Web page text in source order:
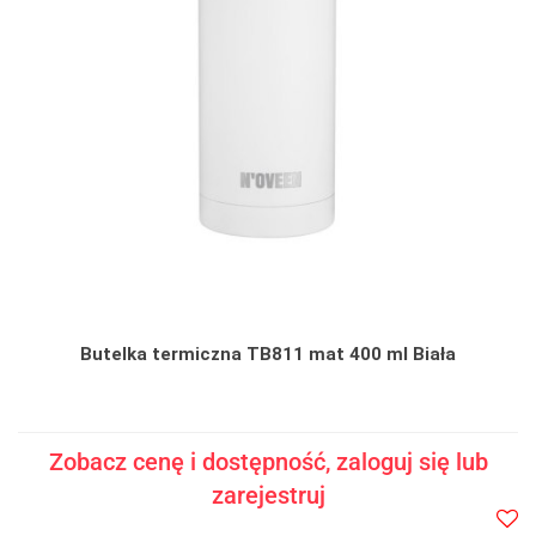
Butelka termiczna TB811 mat 400 ml Biała
Zobacz cenę i dostępność, zaloguj się lub
zarejestruj